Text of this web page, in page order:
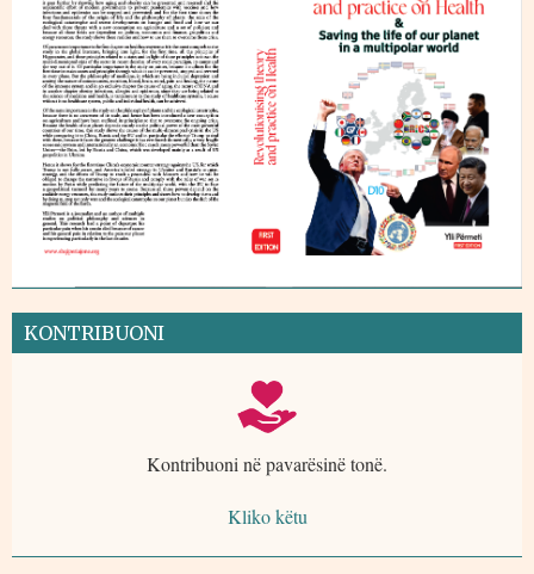
KONTRIBUONI
Kontribuoni në pavarësinë tonë.
Kliko këtu